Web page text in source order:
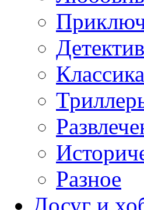
Классика
Разное
Досуг и